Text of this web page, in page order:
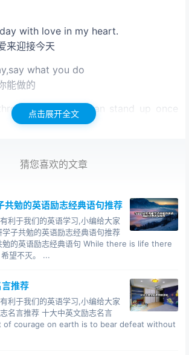
with love in my heart.
来迎接今天
what you do
能做的
the rain. I can stand up once
is started by taking the first
下。
不要、不要放弃。（英国首相 丘吉尔）
as long as he is seeking something.
until regrets take the place of
点击展开全文
猜您喜欢的文章
共勉的英语励志经典语句推荐
利于我们的英语学习,小编给大家
子共勉的英语励志经典语句推荐
勉的英语励志经典语句 While there is life there
望不灭。 ...
推荐
利于我们的英语学习,小编给大家
名言推荐 十大中英文励志名言
of courage on earth is to bear defeat without